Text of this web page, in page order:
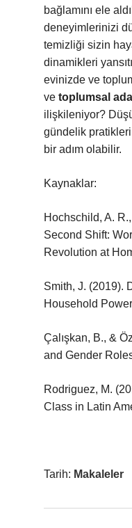
bağlamını ele
deneyimlerinizi
temizliği sizin
dinamikleri
evinizde ve
ve toplumsal
ilişkileniyor?
gündelik
bir adım olabilir.
Kaynaklar:
Hochschild, A.
Second Shift:
Revolution at
Smith, J. (2019).
Household
Çalışkan, B., &
and Gender
Rodriguez, M.
Class in Latin
Tarih: Makaleler